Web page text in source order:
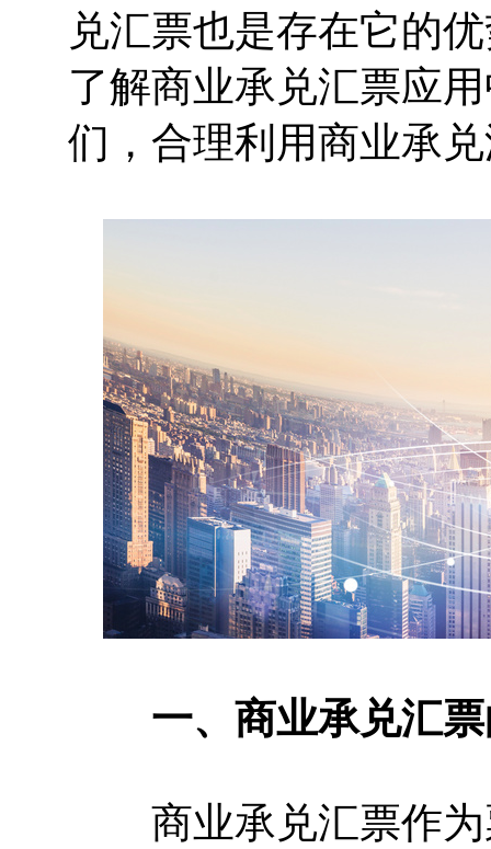
兑汇票也是存在它的
了解商业承兑汇票应
们，合理利用商业承
一、商业承兑汇票
商业承兑汇票作为